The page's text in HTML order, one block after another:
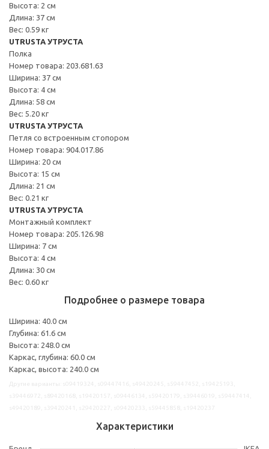
Высота: 2 см
Длина: 37 см
Вес: 0.59 кг
UTRUSTA УТРУСТА
Полка
Номер товара: 203.681.63
Ширина: 37 см
Высота: 4 см
Длина: 58 см
Вес: 5.20 кг
UTRUSTA УТРУСТА
Петля со встроенным стопором
Номер товара: 904.017.86
Ширина: 20 см
Высота: 15 см
Длина: 21 см
Вес: 0.21 кг
UTRUSTA УТРУСТА
Монтажный комплект
Номер товара: 205.126.98
Ширина: 7 см
Высота: 4 см
Длина: 30 см
Вес: 0.60 кг
Подробнее о размере товара
Ширина: 40.0 см
Глубина: 61.6 см
Высота: 248.0 см
Каркас, глубина: 60.0 см
Каркас, высота: 240.0 см
Характеристики